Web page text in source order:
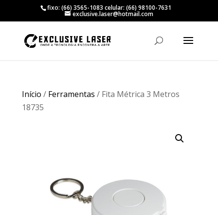
fixo: (66) 3565-1083 celular: (66) 98100-7631
exclusive.laser@hotmail.com
Início / Ferramentas / Fita Métrica 3 Metros
18735